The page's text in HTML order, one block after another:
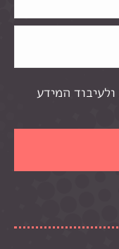
ולעיבוד המידע